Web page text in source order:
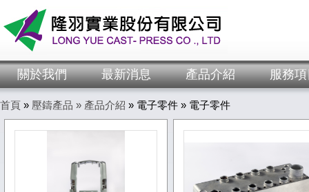
關於我們 最新消息 產品介紹 服務
首頁 » 壓鑄產品 » 產品介紹 » 電子零件 » 電子零件